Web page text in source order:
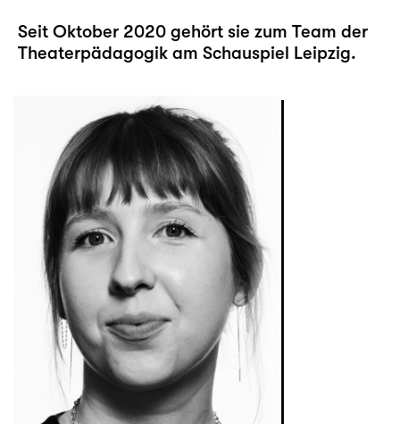
Seit Oktober 2020 gehört sie zum Team der
Theaterpädagogik am Schauspiel Leipzig.